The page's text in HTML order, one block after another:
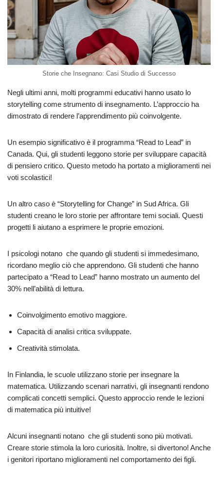
Storie che Insegnano: Casi Studio di Successo
Negli ultimi anni, molti programmi educativi hanno usato lo
storytelling come strumento di insegnamento. L’approccio ha
dimostrato di rendere l’apprendimento più coinvolgente.
Un esempio significativo è il programma “Read to Lead” in
Canada. Qui, gli studenti leggono storie per sviluppare capacità
di pensiero critico. Questo metodo ha portato a miglioramenti nei
voti scolastici!
Un altro caso è “Storytelling for Change” in Sud Africa. Gli
studenti creano le loro storie per affrontare temi sociali. Questi
progetti li aiutano a esprimere le proprie emozioni.
I psicologi notano che quando gli studenti si immedesimano,
ricordano meglio ciò che apprendono. Gli studenti che hanno
partecipato a “Read to Lead” hanno mostrato un aumento del
30% nell’abilità di lettura.
Coinvolgimento emotivo maggiore.
Capacità di analisi critica sviluppate.
Creatività stimolata.
In Finlandia, le scuole utilizzano storie per insegnare la
matematica. Utilizzando scenari narrativi, gli insegnanti rendono
complicati concetti semplici. Questo approccio rende le lezioni
di matematica più intuitive!
Alcuni insegnanti notano che gli studenti sono più motivati.
Creare storie stimola la loro curiosità. Inoltre, si divertono! Anche
i genitori riportano miglioramenti nel comportamento dei figli.